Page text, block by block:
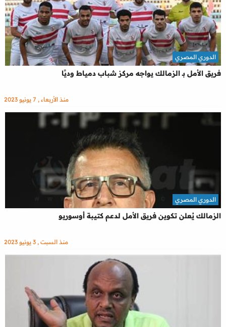
فريق الأمل بـ الزمالك يواجه مركز شباب دمياط وديًا
الدوري المصري
منذ الأربعاء , 7 يونيو 2023
الزمالك يُعلن تكوين فريق الأمل لدعم كتيبة أوسوريو
الدوري المصري
منذ السبت , 3 يونيو 2023